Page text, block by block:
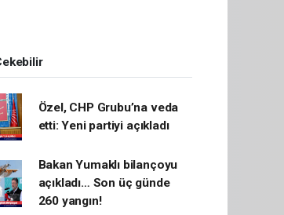
Özel, CHP Grubu’na veda
etti: Yeni partiyi açıkladı
Bakan Yumaklı bilançoyu
açıkladı… Son üç günde
260 yangın!